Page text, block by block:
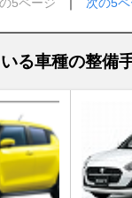
る車種の整備